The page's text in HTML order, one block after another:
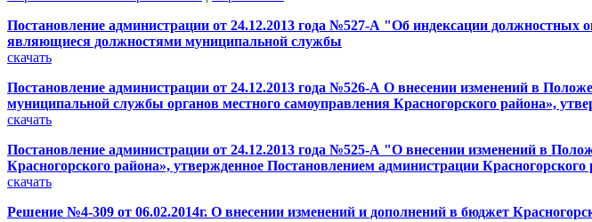
Постановление администрации от 24.12.2013 года №527-А "Об индексации
являющиеся должностями муниципальной службы
скачать
Постановление администрации от 24.12.2013 года №526-А О внесении изменений в
муниципальной службы органов местного самоуправления Красногорского района»,
скачать
Постановление администрации от 24.12.2013 года №525-А "О внесении изменений в
Красногорского района», утвержденное Постановлением администрации Красногорского
скачать
Решение №4-309 от 06.02.2014г. О внесении изменений и дополнений в бюджет